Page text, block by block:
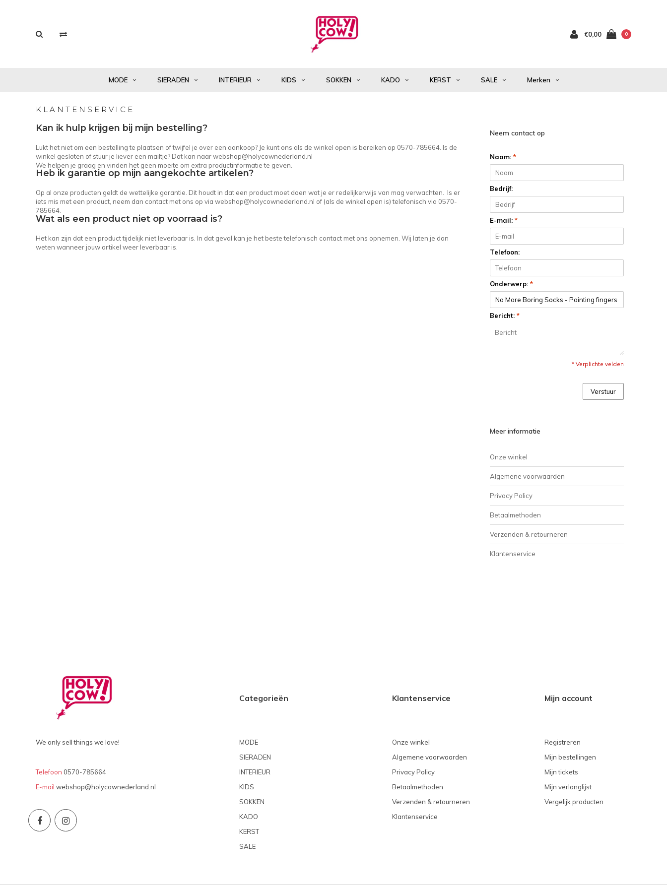
€0,00 0
MODE SIERADEN INTERIEUR KIDS SOKKEN KADO KERST SALE Merken
KLANTENSERVICE
Kan ik hulp krijgen bij mijn bestelling?
Lukt het niet om een bestelling te plaatsen of twijfel je over een aankoop? Je kunt ons als de winkel open is bereiken op 0570-785664. Is de
winkel gesloten of stuur je liever een mailtje? Dat kan naarwebshop@holycownederland.nl
We helpen je graag en vinden het geen moeite om extra productinformatie te geven.
Heb ik garantie op mijn aangekochte artikelen?
Op al onze producten geldt de wettelijke garantie. Dit houdt in dat een product moet doen wat je er redelijkerwijs van mag verwachten. Is er
iets mis met een product, neem dan contact met ons op via webshop@holycownederland.nl of (als de winkel open is) telefonisch via 0570-
785664.
Wat als een product niet op voorraad is?
Het kan zijn dat een product tijdelijk niet leverbaar is. In dat geval kan je het beste telefonisch contact met ons opnemen. Wij laten je dan
weten wanneer jouw artikel weer leverbaar is.
Neem contact op
Naam: *
Bedrijf:
E-mail: *
Telefoon:
Onderwerp: *
Bericht: *
* Verplichte velden
Verstuur
Meer informatie
Onze winkel
Algemene voorwaarden
Privacy Policy
Betaalmethoden
Verzenden & retourneren
Klantenservice
We only sell things we love!
Telefoon 0570-785664
E-mail webshop@holycownederland.nl
Categorieën
MODE
SIERADEN
INTERIEUR
KIDS
SOKKEN
KADO
KERST
SALE
Klantenservice
Onze winkel
Algemene voorwaarden
Privacy Policy
Betaalmethoden
Verzenden & retourneren
Klantenservice
Mijn account
Registreren
Mijn bestellingen
Mijn tickets
Mijn verlanglijst
Vergelijk producten